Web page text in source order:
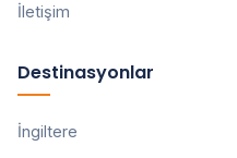
İletişim
Destinasyonlar
İngiltere